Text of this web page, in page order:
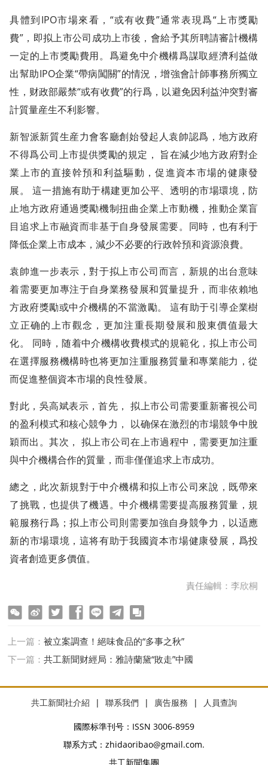
具體到IPO市場來看，“或有收費”通常表現爲“上市獎勵
費”，即拟上市公司成功上市後，會給予其所聘請審計機構
一定的上市獎勵費用。爲避免中介機構爲謀取經濟利益做
出幫助IPO企業“帶病闖關”的情況，增強會計師事務所獨立
性，财政部嚴禁“或有收費”的行爲，以避免因利益沖突對審
計質量産生不利影響。
新智派新質生産力會客廳創始發起人袁帥認爲，地方政府
不得爲公司上市提供獎勵的規定， 旨在減少地方政府對企
業上市的直接幹預和利益驅動，促進資本市場的健康發
展。 這一措施有助于構建更加公平、透明的市場環境，防
止地方政府通過獎勵機制扭曲企業上市動機，推動企業盲
目追求上市融資而非基于自身發展需要。同時，也有利于
降低企業上市成本，減少不必要的行政幹預和資源浪費。
袁帥進一步表示，對于拟上市公司而言，新規的出台意味
着需要更加專注于自身業務發展和質量提升，而非依賴地
方政府獎勵或中介機構的不當激勵。 這有助于引導企業樹
立正确的上市觀念，更加注重長期發展和股東價值最大
化。 同時，随着中介機構收費模式的規範化，拟上市公司
在選擇服務機構時也将更加注重服務質量和專業能力，從
而促進整個資本市場的良性發展。
對此，吳高斌表示，首先， 拟上市公司需要重新審視公司
的盈利模式和核心競争力， 以确保在激烈的市場競争中脫
穎而出。其次， 拟上市公司在上市過程中，需要更加注重
與中介機構合作的質量，而非僅僅追求上市成功。
總之，此次新規對于中介機構和拟上市公司來說，既帶來
了挑戰，也提供了機遇。中介機構需要提高服務質量，規
範服務行爲；拟上市公司則需要加強自身競争力，以适應
新的市場環境，這将有助于我國資本市場健康發展，爲投
資者創造更多價值。
責任編輯：李欣桐
linetelegram copy
上一篇：被立案調查！絕味食品的“多事之秋”
下一篇：共工新聞财經局：雅詩蘭黛“敗走”中國
共工新聞社介紹 | 聯系我們 | 廣告服務 | 人員查詢
國際标準刊号：ISSN 3006-8959
聯系方式：zhidaoribao@gmail.com.
共工新聞集團